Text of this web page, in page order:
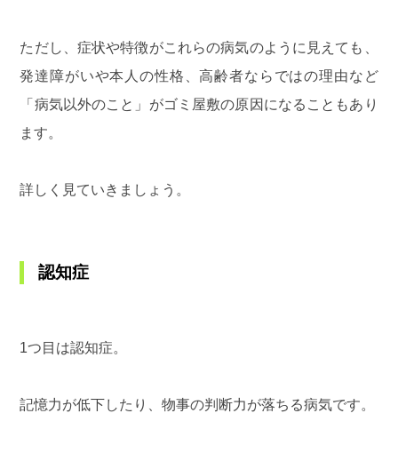
ただし、症状や特徴がこれらの病気のように見えても、
発達障がいや本人の性格、高齢者ならではの理由など
「病気以外のこと」がゴミ屋敷の原因になることもあり
ます。
詳しく見ていきましょう。
認知症
1つ目は認知症。
記憶力が低下したり、物事の判断力が落ちる病気です。